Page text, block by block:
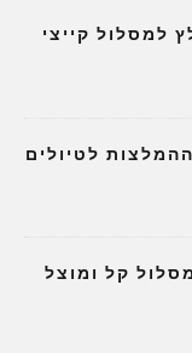
למסלול קייצי
לטיולים
קל ומוצל